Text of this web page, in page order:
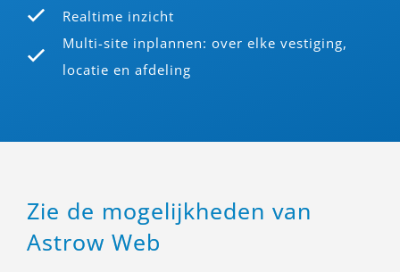
Realtime inzicht
Multi-site inplannen: over elke vestiging,
locatie en afdeling
Zie de mogelijkheden van
Astrow Web